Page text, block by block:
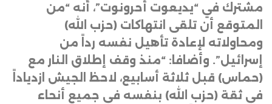
مشترك في “يديعوت أحرونوت”، أنه “من
المتوقع أن تلقى انتهاكات (حزب الله)
ومحاولاته لإعادة تأهيل نفسه رداً من
إسرائيل”. وأضافا: “منذ وقف إطلاق النار مع
(حماس) قبل ثلاثة أسابيع، لاحظ الجيش ازدياداً
في ثقة (حزب الله) بنفسه في جميع أنحاء